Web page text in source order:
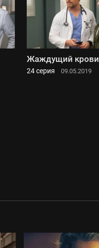
Жаждущий крови
24 серия 09.05.2019